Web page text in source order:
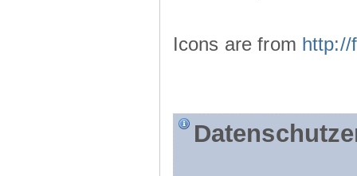
Icons are from http://